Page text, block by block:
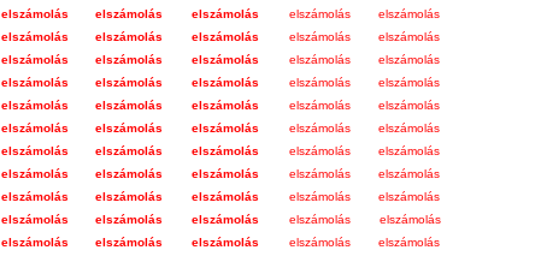
elszámolás elszámolás elszámolás elszámolás
elszámolás
elszámolás elszámolás elszámolás elszámolás
elszámolás
elszámolás elszámolás elszámolás elszámolás
elszámolás
elszámolás elszámolás elszámolás elszámolás
elszámolás
elszámolás elszámolás elszámolás elszámolás
elszámolás
elszámolás elszámolás elszámolás elszámolás
elszámolás
elszámolás elszámolás elszámolás elszámolás
elszámolás
elszámolás elszámolás elszámolás elszámolás
elszámolás
elszámolás elszámolás elszámolás elszámolás
elszámolás
elszámolás elszámolás elszámolás elszámolás
elszámolás
elszámolás elszámolás elszámolás elszámolás
elszámolás